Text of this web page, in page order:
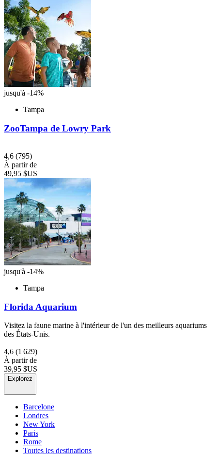
jusqu'à -14%
Tampa
ZooTampa de Lowry Park
4,6 (795)
À partir de
49,95 $US
jusqu'à -14%
Tampa
Florida Aquarium
Visitez la faune marine à l'intérieur de l'un des meilleurs aquariums
des États-Unis.
4,6 (1 629)
À partir de
39,95 $US
Explorez
Barcelone
Londres
New York
Paris
Rome
Toutes les destinations